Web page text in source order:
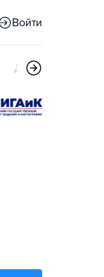
Войти
Дни открытых